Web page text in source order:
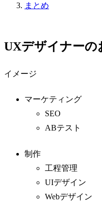
まとめ
UXデザイナーの
イメージ
マーケティング
SEO
ABテスト
制作
工程管理
UIデザイン
Webデザイン